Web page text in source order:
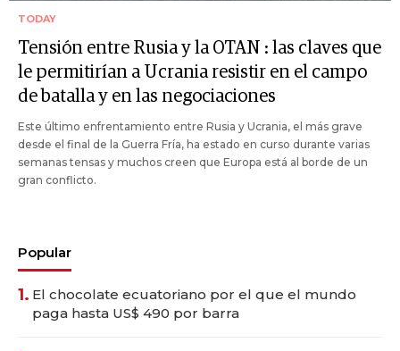
TODAY
Tensión entre Rusia y la OTAN : las claves que
le permitirían a Ucrania resistir en el campo
de batalla y en las negociaciones
Este último enfrentamiento entre Rusia y Ucrania, el más grave
desde el final de la Guerra Fría, ha estado en curso durante varias
semanas tensas y muchos creen que Europa está al borde de un
gran conflicto.
Popular
1. El chocolate ecuatoriano por el que el mundo
paga hasta US$ 490 por barra